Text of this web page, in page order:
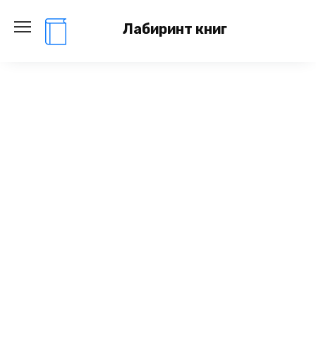
содержанию
Лабиринт книг